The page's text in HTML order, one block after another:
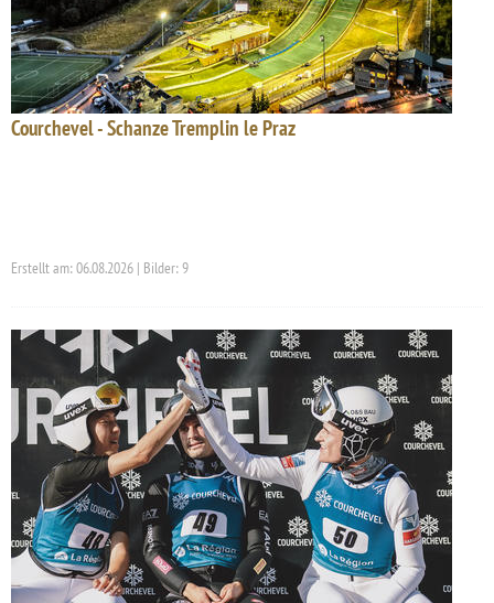
Courchevel - Schanze Tremplin le Praz
Erstellt am: 06.08.2026 | Bilder: 9